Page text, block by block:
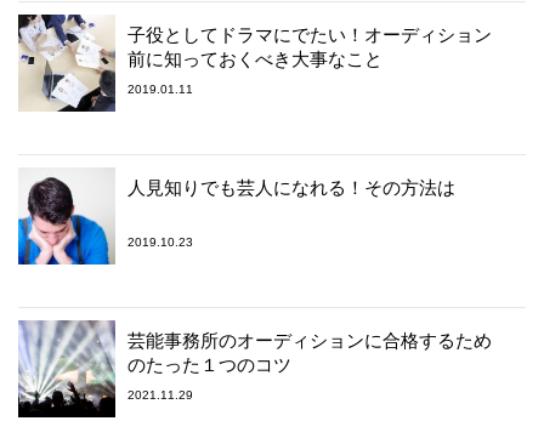
子役としてドラマにでたい！オーディション
前に知っておくべき大事なこと
2019.01.11
人見知りでも芸人になれる！その方法は
2019.10.23
芸能事務所のオーディションに合格するため
のたった１つのコツ
2021.11.29